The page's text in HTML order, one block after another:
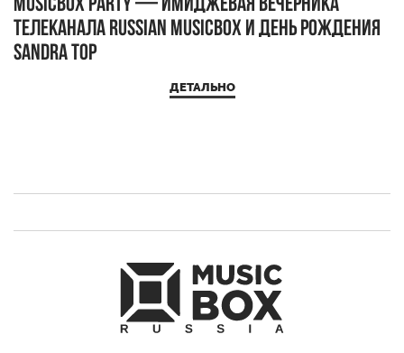
MUSICBOX PARTY — имиджевая вечерника
телеканала RUSSIAN MUSICBOX и день рождения
Sandra Top
ДЕТАЛЬНО